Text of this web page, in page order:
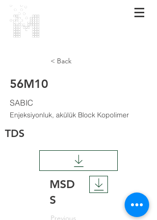
< Back
56M10
SABIC
Enjeksiyonluk, akülük Block Kopolimer
TDS
MSD
S
Previous